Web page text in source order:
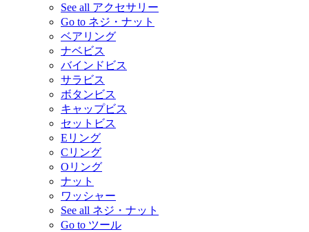
See all アクセサリー
Go to ネジ・ナット
ベアリング
ナベビス
バインドビス
サラビス
ボタンビス
キャップビス
セットビス
Eリング
Cリング
Oリング
ナット
ワッシャー
See all ネジ・ナット
Go to ツール